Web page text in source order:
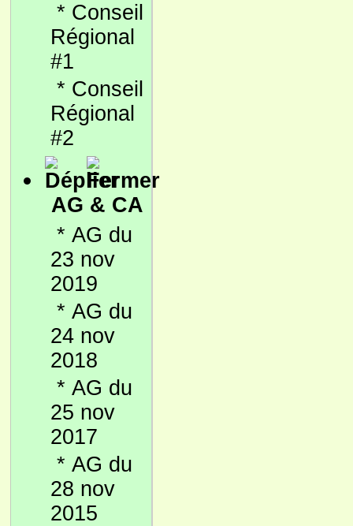
* Conseil
Régional
#1
* Conseil
Régional
#2
AG & CA
* AG du
23 nov
2019
* AG du
24 nov
2018
* AG du
25 nov
2017
* AG du
28 nov
2015